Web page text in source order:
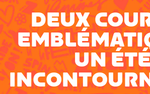
DEUX
UN